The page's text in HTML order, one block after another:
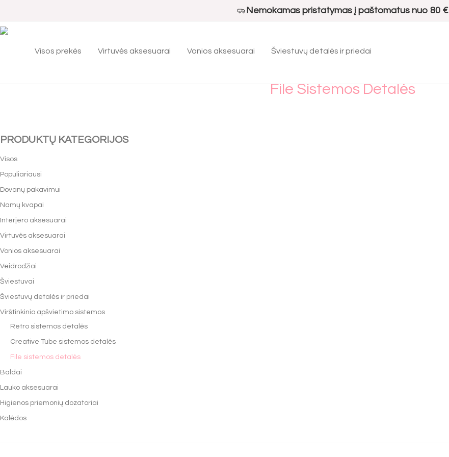
Nemokamas pristatymas į paštomatus nuo 80 €
Visos prekės Virtuvės aksesuarai Vonios aksesuarai Šviestuvų detalės ir priedai
File Sistemos Detalės
PRODUKTŲ KATEGORIJOS
Visos
Populiariausi
Dovanų pakavimui
Namų kvapai
Interjero aksesuarai
Virtuvės aksesuarai
Vonios aksesuarai
Veidrodžiai
Šviestuvai
Šviestuvų detalės ir priedai
Virštinkinio apšvietimo sistemos
Retro sistemos detalės
Creative Tube sistemos detalės
File sistemos detalės
Baldai
Lauko aksesuarai
Higienos priemonių dozatoriai
Kalėdos